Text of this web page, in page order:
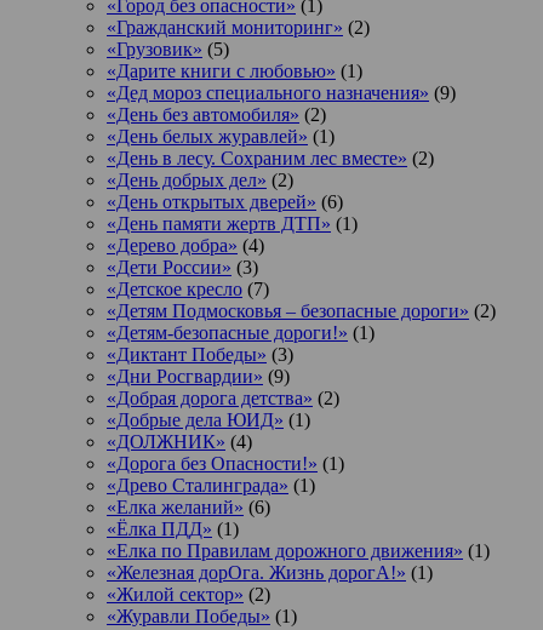
«Город без опасности» (1)
«Гражданский мониторинг» (2)
«Грузовик» (5)
«Дарите книги с любовью» (1)
«Дед мороз специального назначения» (9)
«День без автомобиля» (2)
«День белых журавлей» (1)
«День в лесу. Сохраним лес вместе» (2)
«День добрых дел» (2)
«День открытых дверей» (6)
«День памяти жертв ДТП» (1)
«Дерево добра» (4)
«Дети России» (3)
«Детское кресло (7)
«Детям Подмосковья – безопасные дороги» (2)
«Детям-безопасные дороги!» (1)
«Диктант Победы» (3)
«Дни Росгвардии» (9)
«Добрая дорога детства» (2)
«Добрые дела ЮИД» (1)
«ДОЛЖНИК» (4)
«Дорога без Опасности!» (1)
«Древо Сталинграда» (1)
«Елка желаний» (6)
«Ёлка ПДД» (1)
«Елка по Правилам дорожного движения» (1)
«Железная дорОга. Жизнь дорогА!» (1)
«Жилой сектор» (2)
«Журавли Победы» (1)